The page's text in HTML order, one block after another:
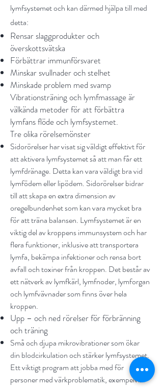
lymfsystemet och kan därmed hjälpa till med
detta:
Rensar slaggprodukter och
överskottsvätska
Förbättrar immunförsvaret
Minskar svullnader och stelhet
Minskade problem med svamp
Vibrationsträning och lymfmassage är
välkända metoder för att förbättra
lymfans flöde och lymfsystemet.
Tre olika rörelsemönster
Sidorörelser har visat sig väldigt effektivt för
att aktivera lymfsystemet så att man får ett
lymfdränage. Detta kan vara väldigt bra vid
lymfödem eller lipödem. Sidorörelser bidrar
till att skapa en extra dimension av
oregelbundenhet som kan vara mycket bra
för att träna balansen. Lymfsystemet är en
viktig del av kroppens immunsystem och har
flera funktioner, inklusive att transportera
lymfa, bekämpa infektioner och rensa bort
avfall och toxiner från kroppen. Det består av
ett nätverk av lymfkärl, lymfnoder, lymforgan
och lymfvävnader som finns över hela
kroppen.
Upp – och ned rörelser för förbränning
och träning
Små och djupa mikrovibrationer som ökar
din blodcirkulation och stärker lymfsystemet.
Ett viktigt program att jobba med för
personer med värkproblematik, exempelvis